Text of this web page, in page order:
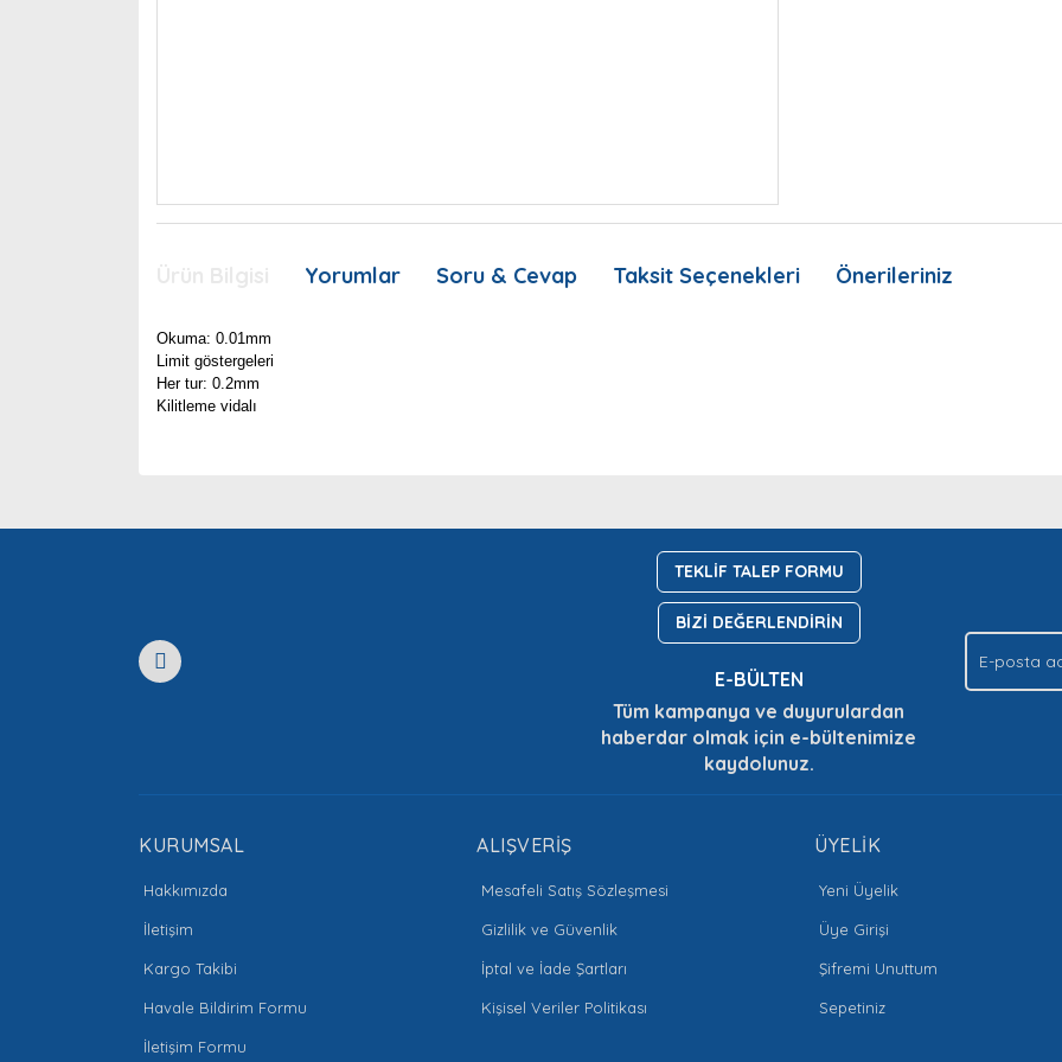
Yorumlar Soru & Cevap Taksit Seçenekleri Önerileriniz
Okuma: 0.01mm
Limit göstergeleri
Her tur: 0.2mm
Kilitleme vidalı
Yorum Yaz
Soru Sor
Gönder
TEKLİF TALEP FORMU
BİZİ DEĞERLENDİRİN
E-BÜLTEN
Tüm kampanya ve duyurulardan
haberdar olmak için e-bültenimize
kaydolunuz.
KURUMSAL
Hakkımızda
İletişim
Kargo Takibi
Havale Bildirim Formu
İletişim Formu
ALIŞVERİŞ
Mesafeli Satış Sözleşmesi
Gizlilik ve Güvenlik
İptal ve İade Şartları
Kişisel Veriler Politikası
ÜYELİK
Yeni Üyelik
Üye Girişi
Şifremi Unuttum
Sepetiniz